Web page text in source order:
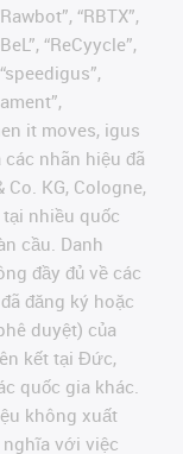
“RBTX”,
“ReCyycle”,
it moves, igus
các nhãn hiệu đã
KG, Cologne,
nhiều quốc
cầu. Danh
đầy đủ về các
đăng ký hoặc
duyệt) của
kết tại Đức,
quốc gia khác.
không xuất
với việc